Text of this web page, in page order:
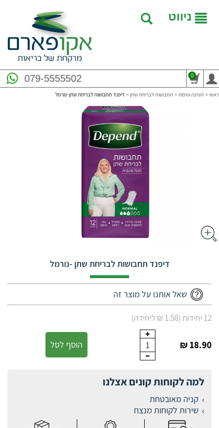
ניווט
079-5555502 0
ראשי > היגיינה וטיפוח > תחבושות לבריחת שתן > דיפנד תחבושות לבריחת שתן -נורמל
דיפנד תחבושות לבריחת שתן -נורמל
שאל אותנו על מוצר זה
12 יחידות (1.58 ₪ ליחידה)
18.90 ₪
1 הוסף לסל
למה לקוחות קונים אצלנו
קניה מאובטחת
שירות לקוחות מנצח